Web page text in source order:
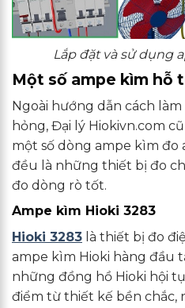
Lắp đặt và sử dụng
Một số ampe kìm hỗ
Ngoài hướng dẫn cách
hỏng, Đại lý Hiokivn.com
một số dòng ampe kìm đo
đều là những thiết bị đo
đo dòng rò tốt.
Ampe kìm Hioki 3283
Hioki 3283 là thiết bị đo
ampe kìm Hioki hàng đầu
những đồng hồ Hioki hội
điểm từ thiết kế bền chắc,